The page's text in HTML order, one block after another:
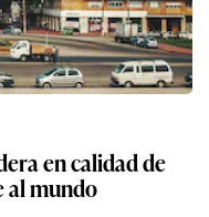
en calidad de
al mundo